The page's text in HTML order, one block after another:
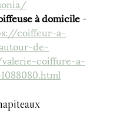
à domicile -
coiffeur-a-
de-
coiffure-a-